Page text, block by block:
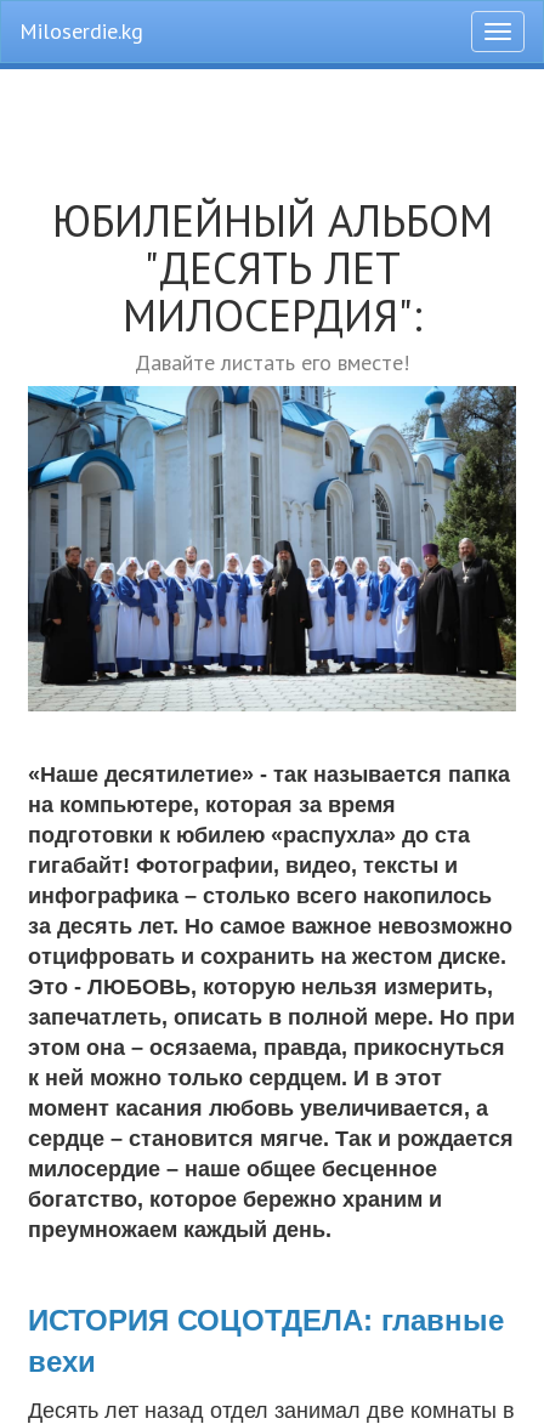
меню
Miloserdie.kg
ЮБИЛЕЙНЫЙ АЛЬБОМ
"ДЕСЯТЬ ЛЕТ
МИЛОСЕРДИЯ":
Давайте листать его вместе!
«Наше десятилетие» - так называется папка
на компьютере, которая за время
подготовки к юбилею «распухла» до ста
гигабайт! Фотографии, видео, тексты и
инфографика – столько всего накопилось
за десять лет. Но самое важное невозможно
отцифровать и сохранить на жестом диске.
Это - ЛЮБОВЬ, которую нельзя измерить,
запечатлеть, описать в полной мере. Но при
этом она – осязаема, правда, прикоснуться
к ней можно только сердцем. И в этот
момент касания любовь увеличивается, а
сердце – становится мягче. Так и рождается
милосердие – наше общее бесценное
богатство, которое бережно храним и
преумножаем каждый день.
ИСТОРИЯ СОЦОТДЕЛА: главные
вехи
Десять лет назад отдел занимал две комнаты в